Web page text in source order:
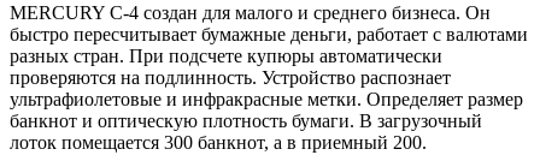
MERCURY С-4 создан для малого и среднего бизнеса. Он
быстро пересчитывает бумажные деньги, работает с валютами
разных стран. При подсчете купюры автоматически
проверяются на подлинность. Устройство распознает
ультрафиолетовые и инфракрасные метки. Определяет размер
банкнот и оптическую плотность бумаги. В загрузочный
лоток помещается 300 банкнот, а в приемный 200.